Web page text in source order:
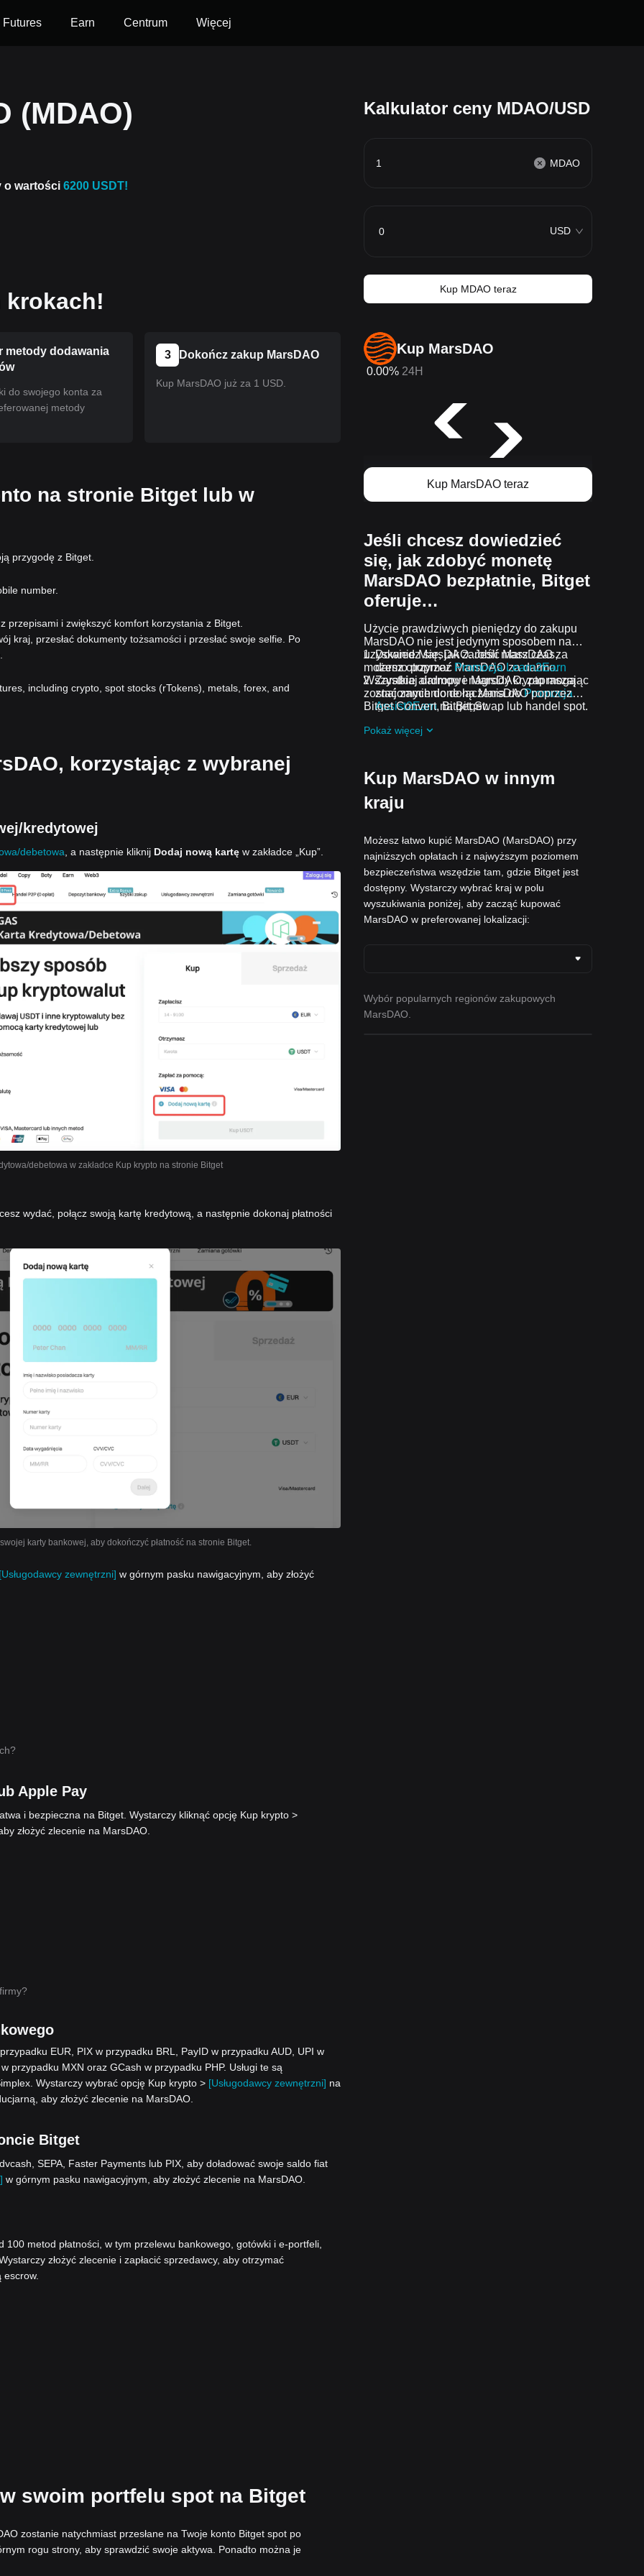
Futures Earn Centrum Więcej
(MDAO)
o wartości 6200 USDT!
krokach!
metody dodawania
do swojego konta za
metody
3 Dokończ zakup MarsDAO
Kup MarsDAO już za 1 USD.
na stronie Bitget lub w
przygodę z Bitget.
number.
przepisami i zwiększyć komfort korzystania z Bitget.
kraj, przesłać dokumenty tożsamości i przesłać swoje selfie. Po
including crypto, spot stocks (rTokens), metals, forex, and
korzystając z wybranej
kredytowej
debetowa , a następnie kliknij Dodaj nową kartę w zakładce „Kup”.
debetowa w zakładce Kup krypto na stronie Bitget
wydać, połącz swoją kartę kredytową, a następnie dokonaj płatności
karty bankowej, aby dokończyć płatność na stronie Bitget.
[Usługodawcy zewnętrzni] w górnym pasku nawigacyjnym, aby złożyć
Apple Pay
i bezpieczna na Bitget. Wystarczy kliknąć opcję Kup krypto >
złożyć zlecenie na MarsDAO.
EUR, PIX w przypadku BRL, PayID w przypadku AUD, UPI w
przypadku MXN oraz GCash w przypadku PHP. Usługi te są
Wystarczy wybrać opcję Kup krypto > [Usługodawcy zewnętrzni] na
aby złożyć zlecenie na MarsDAO.
Bitget
SEPA, Faster Payments lub PIX, aby doładować swoje saldo fiat
w górnym pasku nawigacyjnym, aby złożyć zlecenie na MarsDAO.
metod płatności, w tym przelewu bankowego, gotówki i e-portfeli,
złożyć zlecenie i zapłacić sprzedawcy, aby otrzymać
swoim portfelu spot na Bitget
zostanie natychmiast przesłane na Twoje konto Bitget spot po
rogu strony, aby sprawdzić swoje aktywa. Ponadto można je
Kalkulator ceny MDAO/USD
MDAO
USD
Kup MDAO teraz
Kup MarsDAO
0.00% 24H
Kup MarsDAO teraz
Jeśli chcesz dowiedzieć
się, jak zdobyć monetę
MarsDAO bezpłatnie, Bitget
oferuje…
Użycie prawdziwych pieniędzy do zakupu
MarsDAO nie jest jedynym sposobem na
uzyskanie MarsDAO. Jeśli masz czas,
możesz otrzymać MarsDAO za darmo.
Dowiedz się, jak zarobić MarsDAO za
darmo poprzez Promocja Learn2Earn
Zarabiaj darmowe MarsDAO, zapraszając
znajomych do dołączenia doPromocja
Assist2Earnna Bitget.
dołączając do
Wszystkie airdropy i nagrody krypto mogą
zostać zamienione na MarsDAO poprzez
Bitget Convert, Bitget Swap lub handel spot.
Pokaż więcej
Kup MarsDAO w innym
kraju
Możesz łatwo kupić MarsDAO (MarsDAO) przy
najniższych opłatach i z najwyższym poziomem
bezpieczeństwa wszędzie tam, gdzie Bitget jest
dostępny. Wystarczy wybrać kraj w polu
wyszukiwania poniżej, aby zacząć kupować
MarsDAO w preferowanej lokalizacji:
Wybór popularnych regionów zakupowych
MarsDAO.